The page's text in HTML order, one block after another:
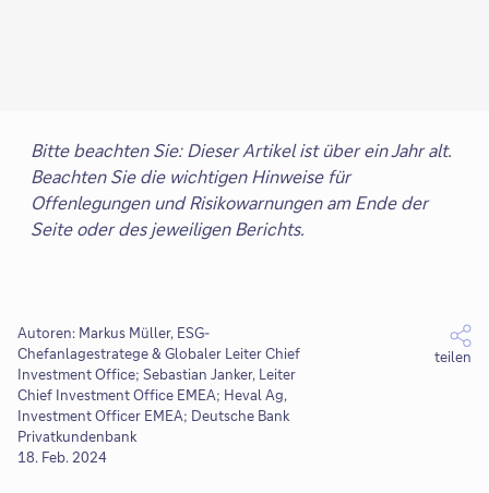
Bitte beachten Sie: Dieser Artikel ist über ein Jahr alt.
Beachten Sie die wichtigen Hinweise für
Offenlegungen und Risikowarnungen am Ende der
Seite oder des jeweiligen Berichts.
Autoren: Markus Müller, ESG-
Chefanlagestratege & Globaler Leiter Chief
Investment Office; Sebastian Janker, Leiter
Chief Investment Office EMEA; Heval Ag,
Investment Officer EMEA; Deutsche Bank
Privatkundenbank
18. Feb. 2024
teilen